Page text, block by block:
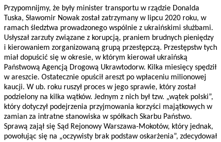
Przypomnijmy, że były minister transportu w rządzie Donalda
Tuska, Sławomir Nowak został zatrzymany w lipcu 2020 roku, w
ramach śledztwa prowadzonego wspólnie z ukraińskimi służbami.
Usłyszał zarzuty związane z korupcją, praniem brudnych pieniędzy
i kierowaniem zorganizowaną grupą przestępczą. Przestępstw tych
miał dopuścić się w okresie, w którym kierował ukraińską
Państwową Agencją Drogową Ukrawtodorw. Kilka miesięcy spędził
w areszcie. Ostatecznie opuścił areszt po wpłaceniu milionowej
kaucji. W ub. roku ruszył proces w jego sprawie, który został
podzielony na kilka wątków. Jednym z nich był tzw. „wątek polski”,
który dotyczył podejrzenia przyjmowania korzyści majątkowych w
zamian za intratne stanowiska w spółkach Skarbu Państwo.
Sprawą zajął się Sąd Rejonowy Warszawa-Mokotów, który jednak,
powołując się na „oczywisty brak podstaw oskarżenia”, zdecydował